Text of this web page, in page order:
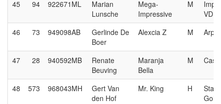
45
94 922671ML
Marian
Lunsche
Mega-
Impressive
M
VDL
46
73 949098AB
Gerlinde De
Boer
Alexcia Z M
47 28 940592MB
Renate
Beuving
Maranja
Bella
M
48 573 968043MH
Gert Van
den Hof
Mr. King H
Gold